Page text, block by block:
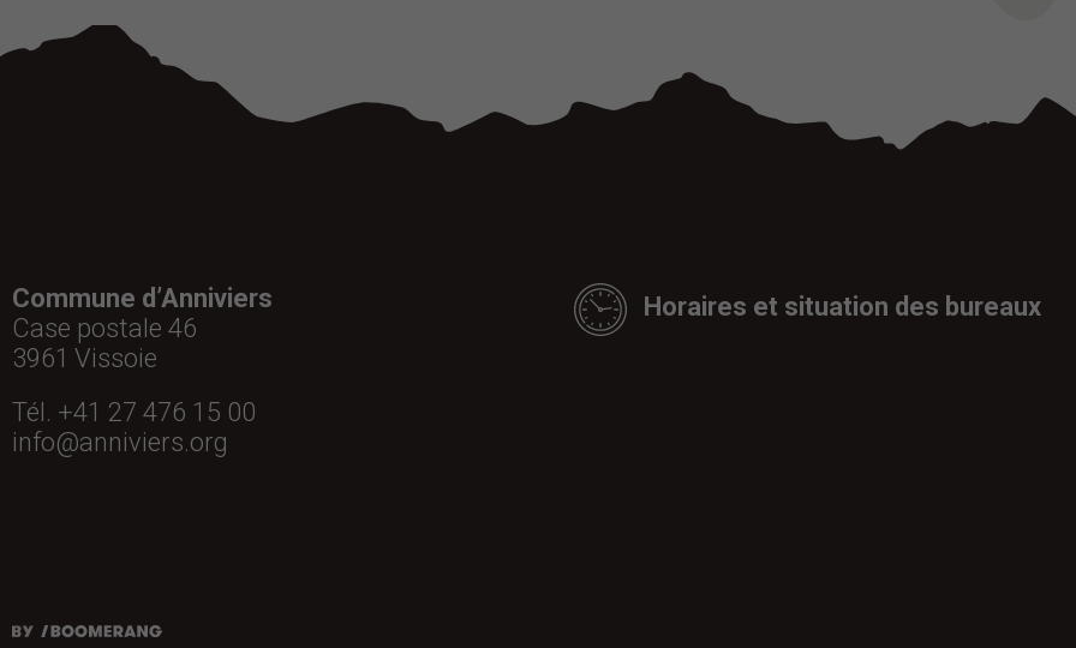
Horaires et situation des bureaux
Commune d’Anniviers
Case postale 46
3961 Vissoie
Tél. +41 27 476 15 00
info@anniviers.org